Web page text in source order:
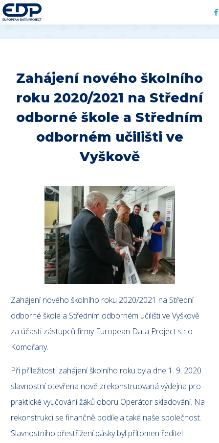
Zahájení nového školního
roku 2020/2021 na Střední
odborné škole a Středním
odborném učilišti ve
Vyškově
Zahájení nového školního roku 2020/2021 na Střední
odborné škole a Středním odborném učilišti ve Vyškově
za účasti zástupců firmy European Data Project s.r.o.
Komořany.
Při příležitosti zahájení školního roku byla dne 1. 9. 2020
slavnostní otevřena nově zrekonstruovaná výdejna pro
praktické vyučování žáků oboru Operátor skladování. Na
rekonstrukci se finančně podílela také naše společnost.
Slavnostního přestřižení pásky byl přítomen ředitel